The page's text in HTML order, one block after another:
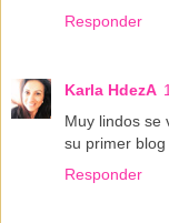
Responder
Karla HdezA
Muy lindos se
su primer
Responder